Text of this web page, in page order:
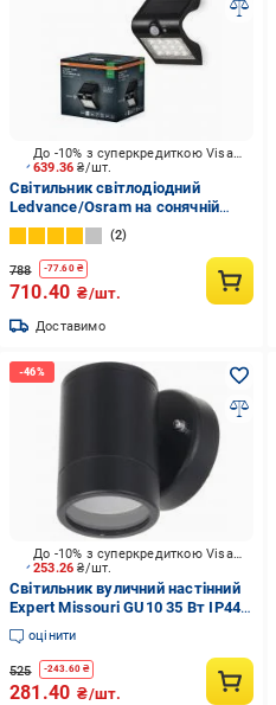
639.36₴/шт.
До -10% з суперкредиткою Visa Вигода
Світильник світлодіодний
Ledvance/Osram на сонячній
батареї 1,5 Вт чорний BFLY
2
788 -77.60₴
710.40 ₴/шт.
Доставимо
253.26₴/шт.
До -10% з суперкредиткою Visa Вигода
Світильник вуличний настінний
Expert Missouri GU10 35 Вт IP44
чорний
оцінити
525 -243.60 ₴
281.40 ₴/шт.